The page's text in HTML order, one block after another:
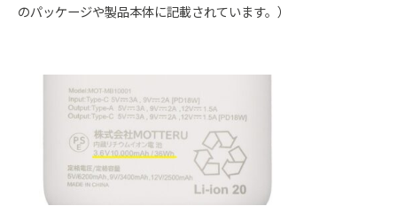
のパッケージや製品本体に記載されています。）